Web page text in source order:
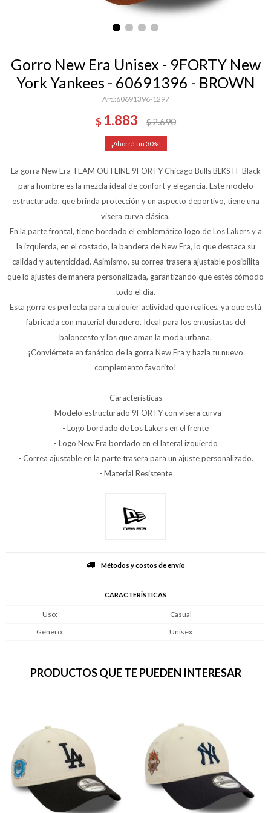
Gorro New Era Unisex - 9FORTY New
York Yankees - 60691396 - BROWN
60691396-1297
$ 1.883 $2.690
30
La gorra New Era TEAM OUTLINE 9FORTY Chicago Bulls BLKSTF Black
para hombre es la mezcla ideal de confort y elegancia. Este modelo
estructurado, que brinda protección y un aspecto deportivo, tiene una
visera curva clásica.
En la parte frontal, tiene bordado el emblemático logo de Los Lakers y a
la izquierda, en el costado, la bandera de New Era, lo que destaca su
calidad y autenticidad. Asimismo, su correa trasera ajustable posibilita
que lo ajustes de manera personalizada, garantizando que estés cómodo
todo el día.
Esta gorra es perfecta para cualquier actividad que realices, ya que está
fabricada con material duradero. Ideal para los entusiastas del
baloncesto y los que aman la moda urbana.
¡Conviértete en fanático de la gorra New Era y hazla tu nuevo
complemento favorito!
Características
- Modelo estructurado 9FORTY con visera curva
- Logo bordado de Los Lakers en el frente
- Logo New Era bordado en el lateral izquierdo
- Correa ajustable en la parte trasera para un ajuste personalizado.
- Material Resistente
Métodos y costos de envío
CARACTERÍSTICAS
Uso
Casual
Género
Unisex
PRODUCTOS QUE TE PUEDEN INTERESAR